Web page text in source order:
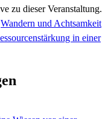
zu dieser Veranstaltung.
Wandern und Achtsamkeit
in einer